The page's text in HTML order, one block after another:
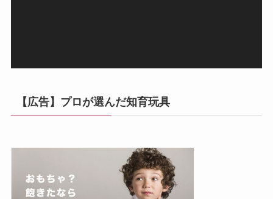
【広告】プロが選んだ知育玩具